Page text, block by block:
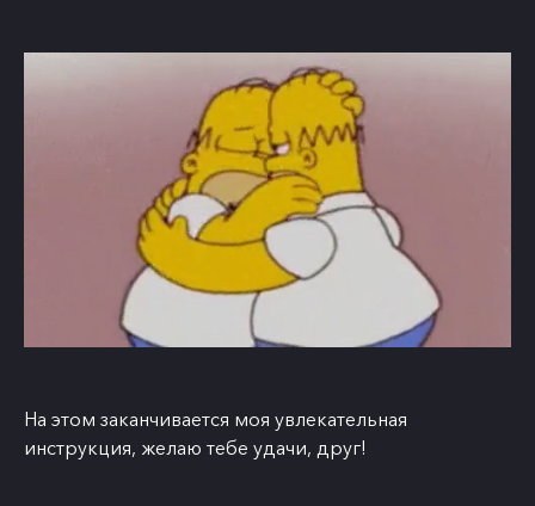
На этом заканчивается моя увлекательная
инструкция, желаю тебе удачи, друг!